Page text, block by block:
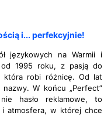
i... perfekcyjnie!
językowych na Warmii i
od 1995 roku, z pasją do
która robi różnicę. Od lat
W końcu „Perfect”
hasło reklamowe, to
i atmosfera, w której chce